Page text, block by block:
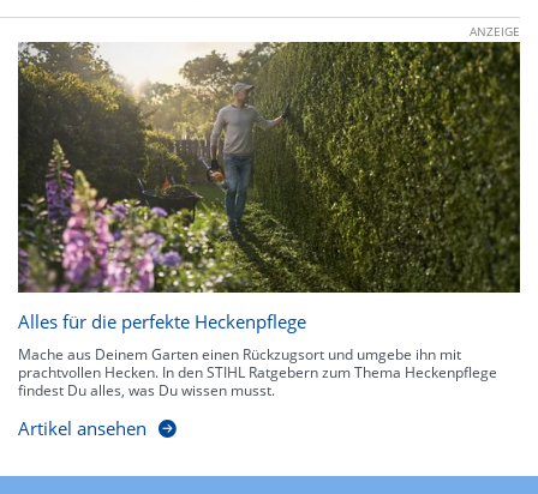
ANZEIGE
Alles für die perfekte Heckenpflege
Mache aus Deinem Garten einen Rückzugsort und umgebe ihn mit
prachtvollen Hecken. In den STIHL Ratgebern zum Thema Heckenpflege
findest Du alles, was Du wissen musst.
Artikel ansehen